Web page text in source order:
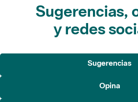
Sugerencias,
y redes
Sugerencias
Opina